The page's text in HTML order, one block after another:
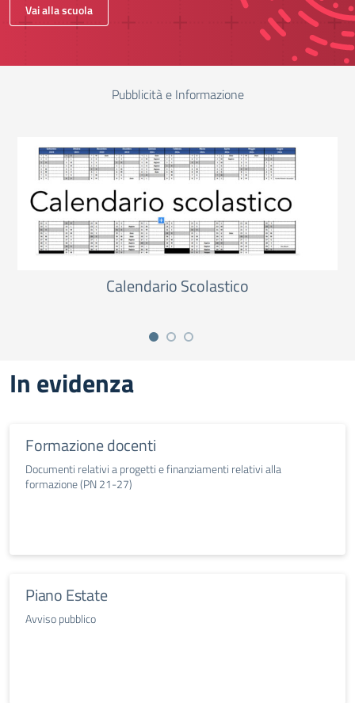
Vai alla scuola
Pubblicità e Informazione
Calendario Scolastico
In evidenza
Formazione docenti
Documenti relativi a progetti e finanziamenti relativi alla
formazione (PN 21-27)
Piano Estate
Avviso pubblico